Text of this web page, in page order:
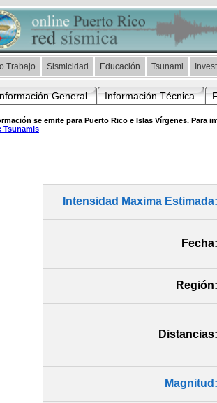
Trabajo Sismicidad Educación Tsunami
General Información Técnica
se emite para Puerto Rico e Islas Vírgenes. Para
Tsunamis
Intensidad Maxima Estimada:
Fecha:
Región:
Distancias:
Magnitud: